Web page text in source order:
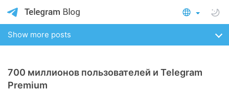
Show more posts
700 миллионов пользователей и Telegram
Premium